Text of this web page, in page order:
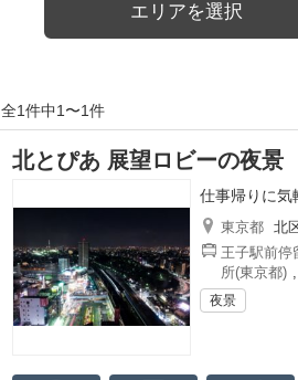
エリアを選択
全1件中1〜1件
北とぴあ 展望ロビーの夜景
仕事帰りに気
東京都 北
王子駅前停
所(東京都) ,
夜景